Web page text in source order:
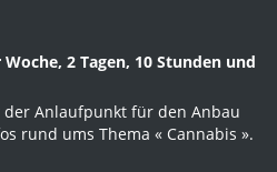
2 Tagen, 10 Stunden und
der Anlaufpunkt für den Anbau
rund ums Thema « Cannabis ».